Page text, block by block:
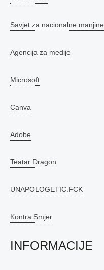
Savjet za nacionalne manjine
Agencija za medije
Microsoft
Canva
Adobe
Teatar Dragon
UNAPOLOGETIC.FCK
Kontra Smjer
INFORMACIJE